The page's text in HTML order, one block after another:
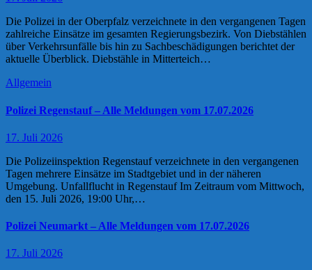
Die Polizei in der Oberpfalz verzeichnete in den vergangenen Tagen
zahlreiche Einsätze im gesamten Regierungsbezirk. Von Diebstählen
über Verkehrsunfälle bis hin zu Sachbeschädigungen berichtet der
aktuelle Überblick. Diebstähle in Mitterteich…
Allgemein
Polizei Regenstauf – Alle Meldungen vom 17.07.2026
17. Juli 2026
Die Polizeiinspektion Regenstauf verzeichnete in den vergangenen
Tagen mehrere Einsätze im Stadtgebiet und in der näheren
Umgebung. Unfallflucht in Regenstauf Im Zeitraum vom Mittwoch,
den 15. Juli 2026, 19:00 Uhr,…
Polizei Neumarkt – Alle Meldungen vom 17.07.2026
17. Juli 2026